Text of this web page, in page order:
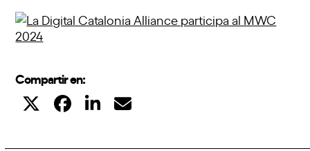
Compartir en: